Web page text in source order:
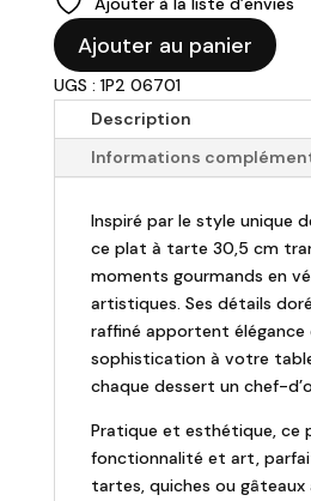
quantité
de
Gustav
Klimt
-
tarte
baiser"
Ø30.5cm
Ajouter au panier
UGS : 1P2 06701
Description
Informations
Inspiré par le style unique
ce plat à tarte 30,5 cm
moments gourmands en
artistiques. Ses détails
raffiné apportent élégance
sophistication à votre
chaque dessert un chef-
Pratique et esthétique, ce
fonctionnalité et art,
tartes, quiches ou gâteaux